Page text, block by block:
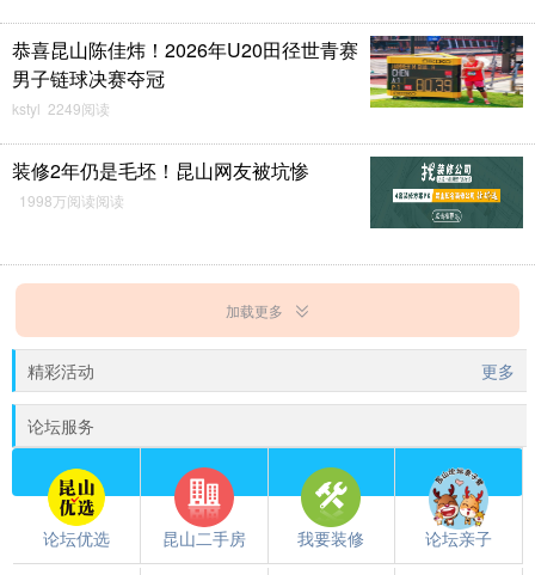
恭喜昆山陈佳炜！2026年U20田径世青赛
男子链球决赛夺冠
kstyl 2249阅读
装修2年仍是毛坯！昆山网友被坑惨
1998万阅读阅读
加载更多
精彩活动 更多
论坛服务
论坛优选 昆山二手房 我要装修 论坛亲子